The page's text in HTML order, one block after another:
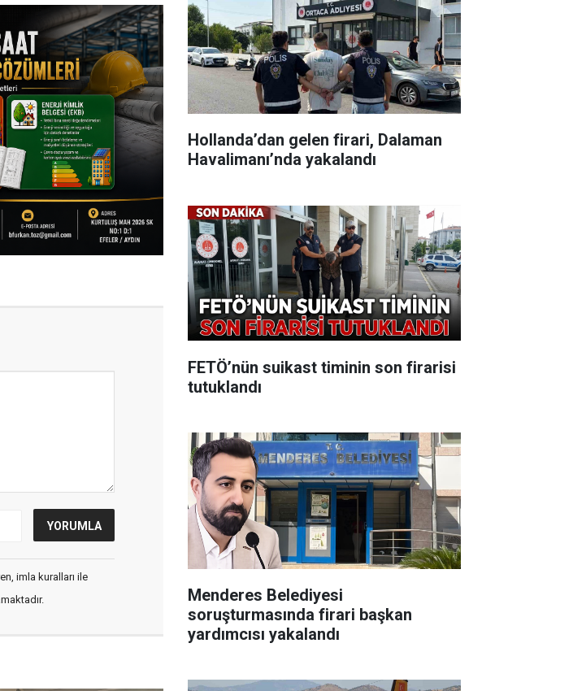
imla kuralları ile
Hollanda’dan gelen firari, Dalaman
Havalimanı’nda yakalandı
FETÖ’nün suikast timinin son firarisi
tutuklandı
Menderes Belediyesi
soruşturmasında firari başkan
yardımcısı yakalandı